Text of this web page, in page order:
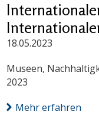
18.05.2023
Museen,
2023
Mehr erfahren